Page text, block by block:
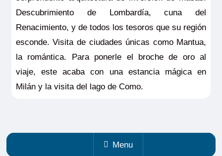
Descubrimiento de Lombardía, cuna del
Renacimiento, y de todos los tesoros que su región
esconde. Visita de ciudades únicas como Mantua,
la romántica. Para ponerle el broche de oro al
viaje, este acaba con una estancia mágica en
Milán y la visita del lago de Como.
Menu